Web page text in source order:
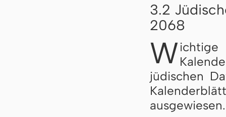
3.2
2068
W
jüdischen
ausgewiesen.